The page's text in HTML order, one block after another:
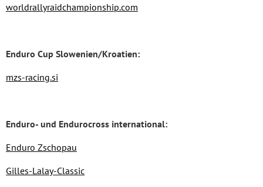
worldrallyraidchampionship.com
Enduro Cup Slowenien/Kroatien:
mzs-racing.si
Enduro- und Endurocross international:
Enduro Zschopau
Gilles-Lalay-Classic